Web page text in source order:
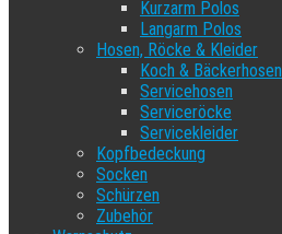
Kurzarm Polos
Langarm Polos
Hosen, Röcke & Kleider
Koch & Bäckerhosen
Servicehosen
Serviceröcke
Servicekleider
Kopfbedeckung
Socken
Schürzen
Zubehör